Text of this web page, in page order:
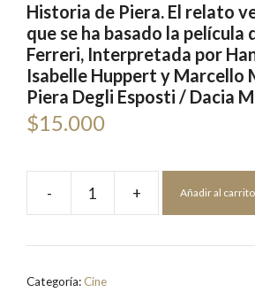
Historia de Piera. El relato
que se ha basado la película
Ferreri, Interpretada por
Isabelle Huppert y Marcello
Piera Degli Esposti / Dacia
$15.000
-
Historia
Piera.
+ Añadir al carrito
Categoría:Cine